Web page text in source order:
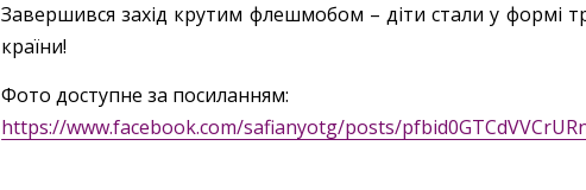
Завершився захід крутим флешмобом – діти стали у формі
країни!
Фото доступне за посиланням:
https://www.facebook.com/safianyotg/posts/